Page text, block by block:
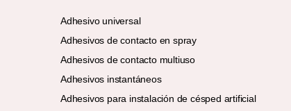
Adhesivo universal
Adhesivos de contacto en spray
Adhesivos de contacto multiuso
Adhesivos instantáneos
Adhesivos para instalación de césped artificial